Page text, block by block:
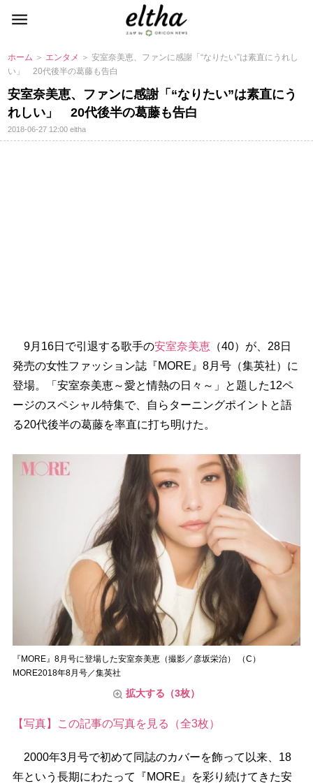
ホーム ＞ エンタメ ＞ 安室奈美恵、ファンに感謝「“なりたい”は素直にうれし
い」 20代後半の葛藤も告白
安室奈美恵、ファンに感謝「“なりたい”は素直にう
れしい」 20代後半の葛藤も告白
2018-06-27 12:00eltha
9月16日で引退する歌手の安室奈美恵（40）が、28日
発売の女性ファッション誌『MORE』8月号（集英社）に
登場。「安室奈美恵～愛と情熱の日々～」と題した12ペ
ージのスペシャル特集で、自らターニングポイントと語
る20代後半の葛藤を率直に打ち明けた。
『MORE』8月号に登場した安室奈美恵（撮影／彦坂栄治） （C）
MORE2018年8月号／集英社
拡大する（3枚）
【写真】この記事の写真を見る（全3枚）
2000年3月号で初めて同誌のカバーを飾って以来、18
年という長期にわたって『MORE』を彩り続けてきた安